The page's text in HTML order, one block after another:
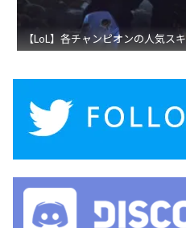
【LoL】各チャンピオンの人気ス